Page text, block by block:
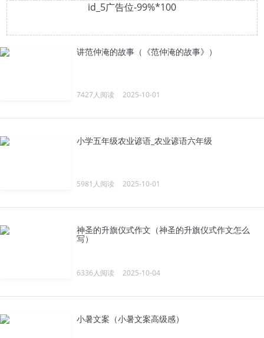
id_5广告位-99%*100
讲范仲淹的故事（《范仲淹的故事》）
7427人阅读 2025-10-01
小学五年级农业谚语_农业谚语六年级
5981人阅读 2025-10-01
神圣的升旗仪式作文（神圣的升旗仪式作文怎么
写）
6336人阅读 2025-10-04
小暑文案（小暑文案高级感）